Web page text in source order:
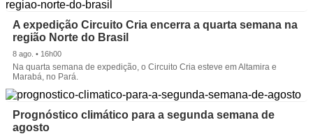
A expedição Circuito Cria encerra a quarta semana na
região Norte do Brasil
8 ago. • 16h00
Na quarta semana de expedição, o Circuito Cria esteve em Altamira e
Marabá, no Pará.
Prognóstico climático para a segunda semana de
agosto